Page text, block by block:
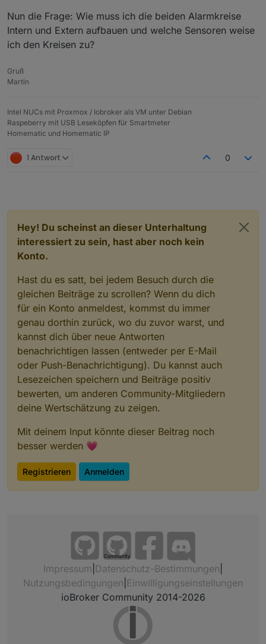
Nun die Frage: Wie muss ich die beiden Alarmkreise
Intern und Extern aufbauen und welche Sensoren weise
ich den Kreisen zu?
Gruß
Martin
Intel NUCs mit Proxmox / Iobroker als VM unter Debian
Raspeberry mit USB Leseköpfen für Smartmeter
Homematic und Homematic IP
1 Antwort 0
Hey! Du scheinst an dieser Unterhaltung
interessiert zu sein, hast aber noch kein
Konto.
Hast du es satt, bei jedem Besuch durch die
gleichen Beiträge zu scrollen? Wenn du dich
für ein Konto anmeldest, kommst du immer
genau dorthin zurück, wo du zuvor warst, und
kannst dich über neue Antworten
benachrichtigen lassen (entweder per E-Mail
oder Push-Benachrichtigung). Du kannst auch
Lesezeichen speichern und Beiträge positiv
bewerten, um anderen Community-Mitgliedern
deine Wertschätzung zu zeigen.
Mit deinem Input könnte dieser Beitrag noch
besser werden 💗
Registrieren Anmelden
Community
Impressum Datenschutz-Bestimmungen
Nutzungsbedingungen Einwilligungseinstellungen
ioBroker Community 2014-2026